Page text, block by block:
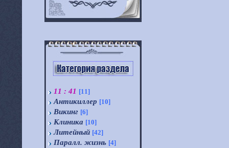
11 : 41 [11]
Антикиллер [10]
Викинг [6]
Клиника [10]
Литейный [42]
Паралл. жизнь [4]